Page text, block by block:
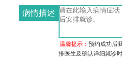
病情描述
温馨提示：预约成功后
排医生及确认详细就诊时